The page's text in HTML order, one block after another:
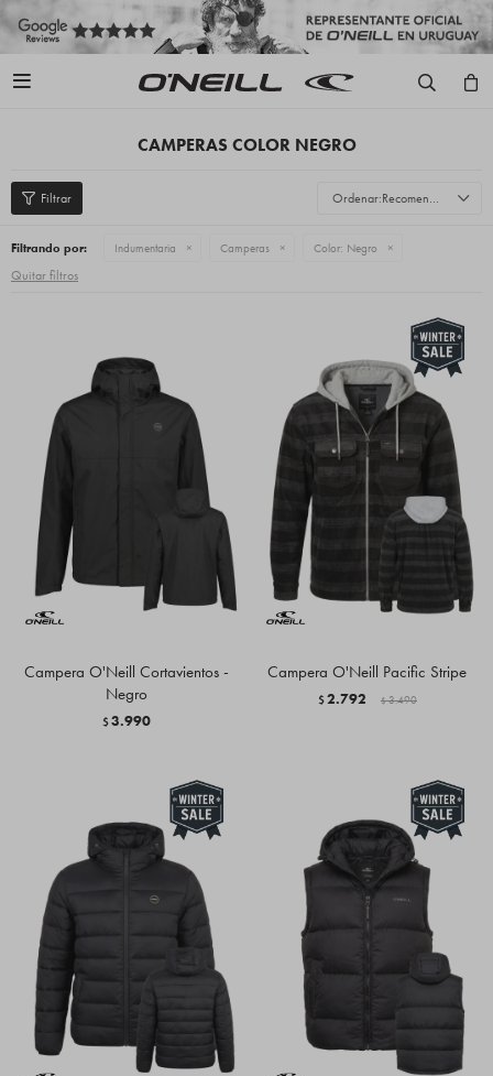

CAMPERAS COLOR NEGRO
Recomendados
Filtrando por: Indumentaria Camperas Color: Negro
Quitar filtros
Campera O'Neill Cortavientos -
Negro
$3.990
Campera O'Neill Pacific Stripe
$2.792 $ 3.490